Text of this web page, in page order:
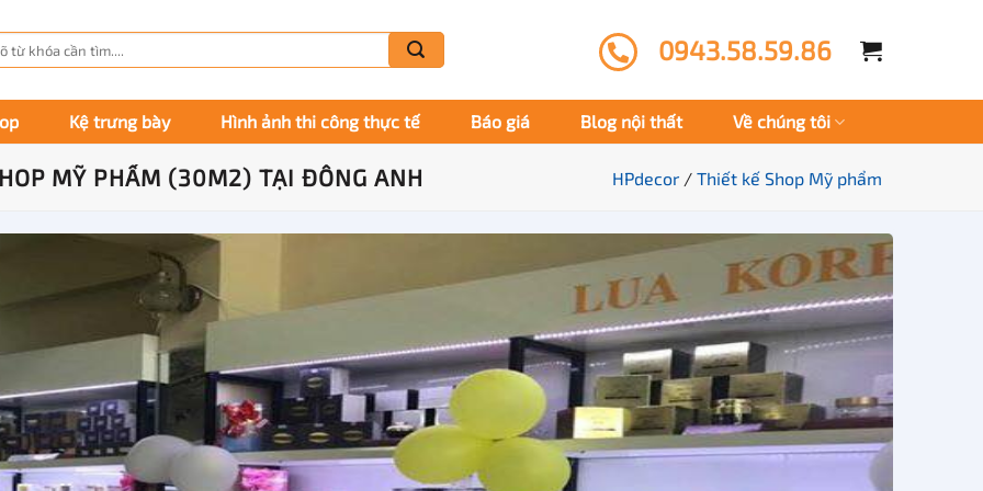
0943.58.59.86
Kệ trưng bày Hình ảnh thi công thực tế Báo giá Blog nội thất Về chúng tôi
MỸ PHẨM (30M2) TẠI ĐÔNG ANH HPdecor / Thiết kế Shop Mỹ phẩm